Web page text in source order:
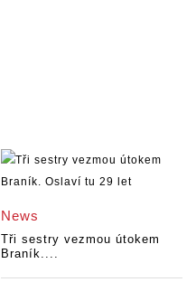
News
Tři sestry vezmou útokem
Braník....